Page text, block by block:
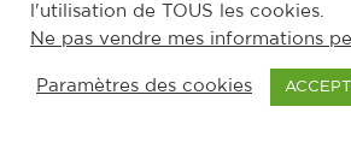
l'utilisation de TOUS les cookies.
Ne pas vendre mes informations
Paramètres des cookies